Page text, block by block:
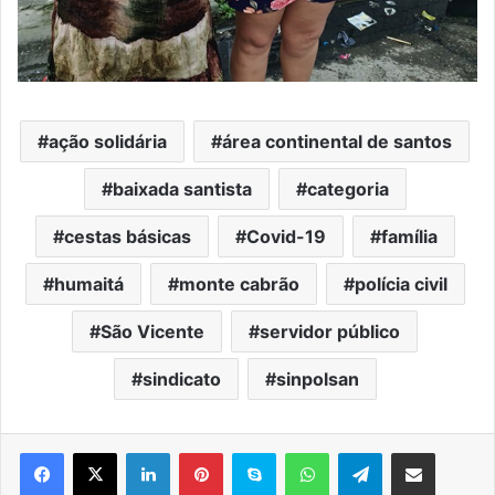
ação solidária área continental de santos
baixada santista categoria
cestas básicas Covid-19 família
humaitá monte cabrão polícia civil
São Vicente servidor público
sindicato sinpolsan